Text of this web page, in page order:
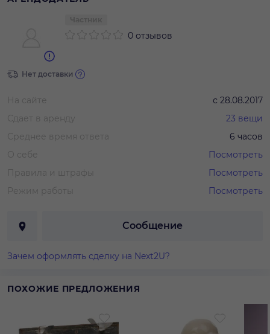
0 отзывов
Нет доставки
На сайте с 28.08.2017
Сдает в аренду
23 вещи
Среднее время ответа
6 часов
О себе
Посмотреть
Правила и штрафы
Посмотреть
Режим работы
Посмотреть
Сообщение
Зачем оформлять сделку на Next2U?
ПОХОЖИЕ ПРЕДЛОЖЕНИЯ